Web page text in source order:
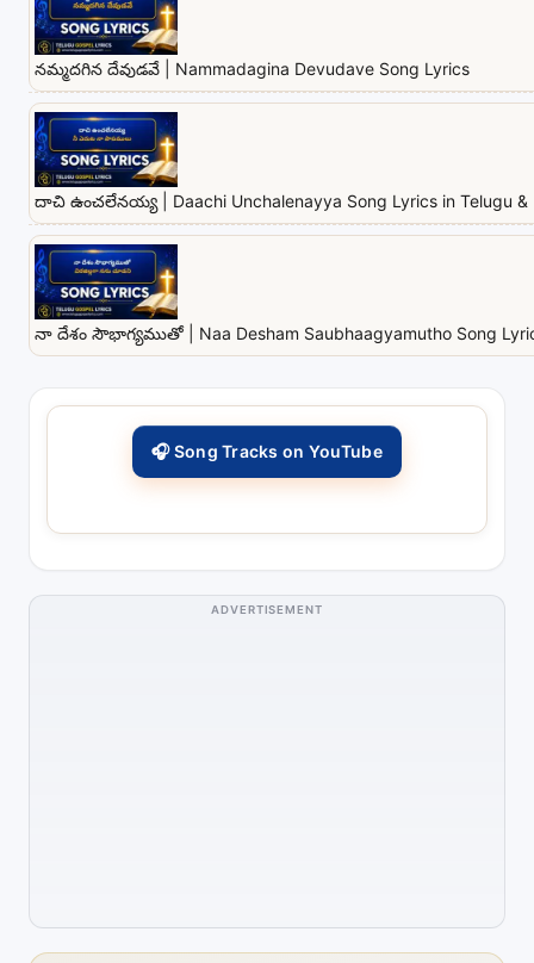
నమ్మదగిన దేవుడవే | Nammadagina Devudave Song Lyrics
దాచి ఉంచలేనయ్య | Daachi Unchalenayya Song Lyrics in Telugu &
నా దేశం సౌభాగ్యముతో | Naa Desham Saubhaagyamutho Song
🎧 Song Tracks on YouTube
ADVERTISEMENT